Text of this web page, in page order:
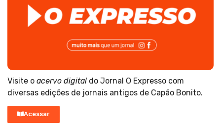
Visite o acervo digital do Jornal O Expresso com
diversas edições de jornais antigos de Capão Bonito.
Acessar